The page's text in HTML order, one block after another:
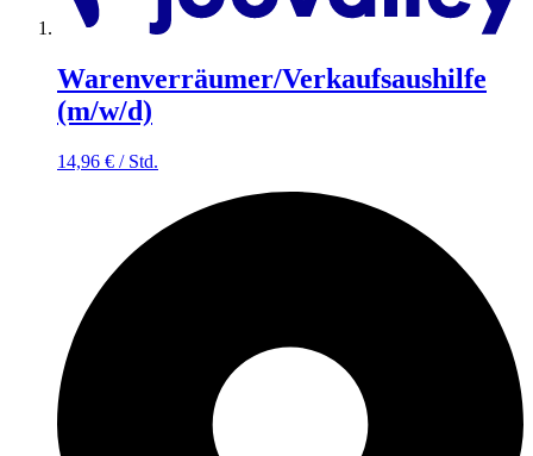
Warenverräumer/Verkaufsaushilfe
(m/w/d)
14,96 € / Std.